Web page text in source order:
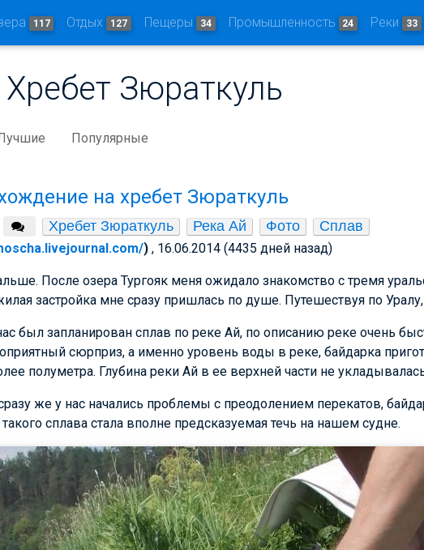
117 Отдых 127 Пещеры 34 Промышленность 24 Реки 33
Хребет Зюраткуль
Популярные
на хребет Зюраткуль
Хребет Зюраткуль Река Ай Фото Сплав
) , 16.06.2014 (4435 дней назад)
После озера Тургояк меня ожидало знакомство с тремя
застройка мне сразу пришлась по душе. Путешествуя по
был запланирован сплав по реке Ай, по описанию реке очень
сюрприз, а именно уровень воды в реке, байдарка
полуметра. Глубина реки Ай в ее верхней части не
же у нас начались проблемы с преодолением перекатов,
сплава стала вполне предсказуемая течь на нашем судне.